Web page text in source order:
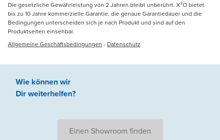
Die gesetzliche Gewährleistung von 2 Jahren bleibt unberührt. X²O bietet
bis zu 10 Jahre kommerzielle Garantie, die genaue Garantiedauer und die
Bedingungen unterscheiden sich je nach Produkt und sind auf den
Produktseiten einsehbar.
Allgemeine Geschäftsbedingungen - Datenschutz
Wie können wir
Dir weiterhelfen?
Einen Showroom finden